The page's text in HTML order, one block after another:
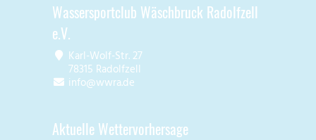
Wassersportclub Wäschbruck Radolfzell
e.V.
Karl-Wolf-Str. 27
78315 Radolfzell
info@wwra.de
Aktuelle Wettervorhersage